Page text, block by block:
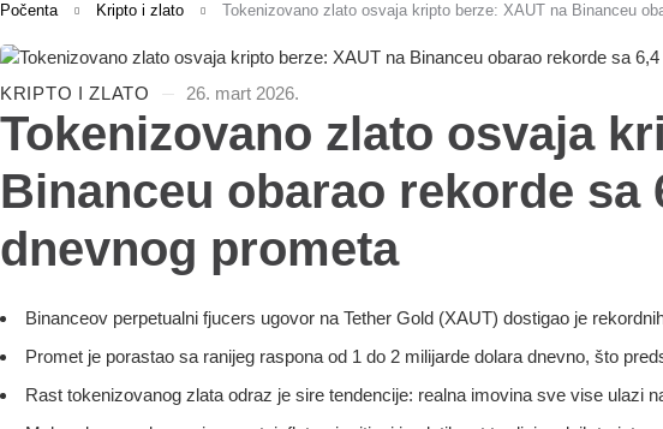
Počenta Kripto i zlato Tokenizovano zlato osvaja kripto berze: XAUT na Binanceu
KRIPTO I ZLATO 26. mart 2026.
Tokenizovano zlato osvaja
Binanceu obarao rekorde sa
dnevnog prometa
Binanceov perpetualni fjucers ugovor na Tether Gold (XAUT) dostigao je
Promet je porastao sa ranijeg raspona od 1 do 2 milijarde dolara dnevno, što
Rast tokenizovanog zlata odraz je sire tendencije: realna imovina sve vise ulazi